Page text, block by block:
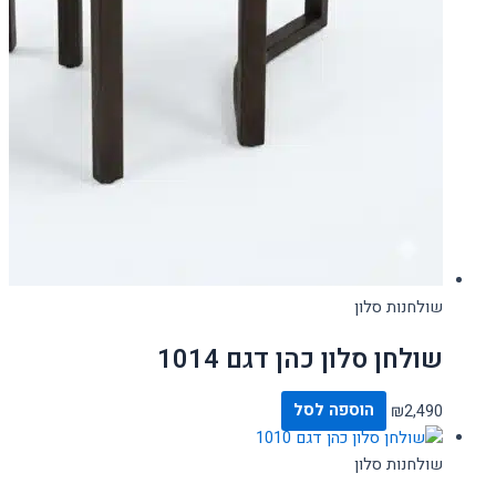
שולחנות סלון
שולחן סלון כהן דגם 1014
₪2,490 הוספה לסל
שולחנות סלון